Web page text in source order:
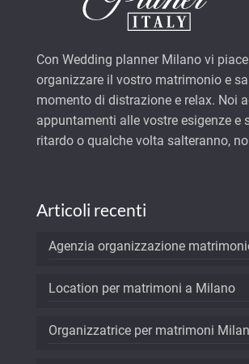
Con Wedding planner Milano vi
organizzare il vostro matrimonio e
momento di distrazione e relax. Noi
appuntamenti alle vostre esigenze e
ritardo o qualche volta salteranno,
Articoli recenti
Agenzia organizzazione
Location per matrimoni a Milano
Organizzatrice per matrimoni